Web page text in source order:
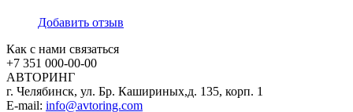
Добавить отзыв
Как с нами связаться
+7 351 000-00-00
АВТОРИНГ
г. Челябинск, ул. Бр. Кашириных,д. 135, корп. 1
E-mail: info@avtoring.com